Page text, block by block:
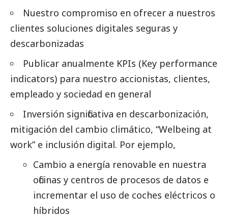
Nuestro compromiso en ofrecer a nuestros
clientes soluciones digitales seguras y
descarbonizadas
Publicar anualmente KPIs (Key performance
indicators) para nuestro accionistas, clientes,
empleado y sociedad en general
Inversión significativa en descarbonización,
mitigación del cambio climático, “Welbeing at
work” e inclusión digital. Por ejemplo,
Cambio a energía renovable en nuestra
oficinas y centros de procesos de datos e
incrementar el uso de coches eléctricos o
híbridos